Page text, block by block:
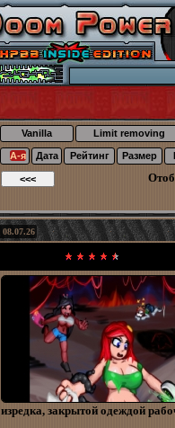
Vanilla Limit removing
А-я Дата Рейтинг Размер
08.07.26
изредка, закрытой одеждой